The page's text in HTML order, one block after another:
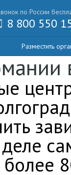
по России
8 800 550
Разместить